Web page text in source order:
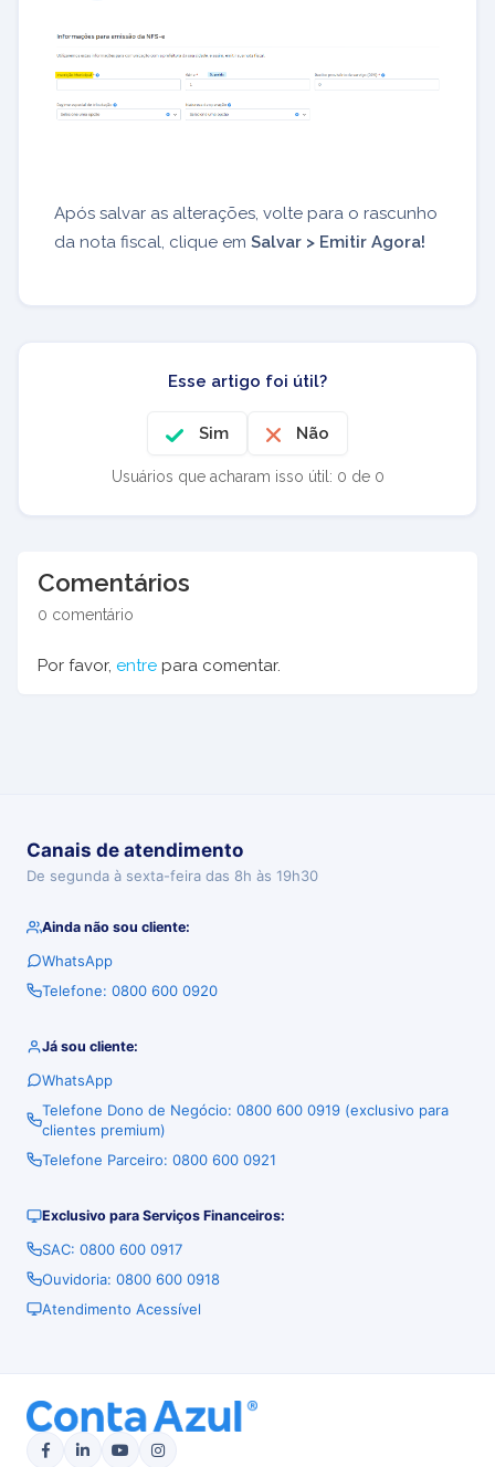
Após salvar as alterações, volte para o rascunho
da nota fiscal, clique em Salvar > Emitir Agora!
Esse artigo foi útil?
Sim Não
Usuários que acharam isso útil: 0 de 0
Comentários
0 comentário
Por favor, entre para comentar.
Canais de atendimento
De segunda à sexta-feira das 8h às 19h30
Ainda não sou cliente:
WhatsApp
Telefone: 0800 600 0920
Já sou cliente:
WhatsApp
Telefone Dono de Negócio: 0800 600 0919 (exclusivo para
clientes premium)
Telefone Parceiro: 0800 600 0921
Exclusivo para Serviços Financeiros:
SAC: 0800 600 0917
Ouvidoria: 0800 600 0918
Atendimento Acessível